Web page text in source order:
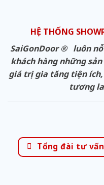
HỆ THỐNG
SaiGonDoor ® luôn
khách hàng những
giá trị gia tăng tiện
tương
Tổng đài tư vấn